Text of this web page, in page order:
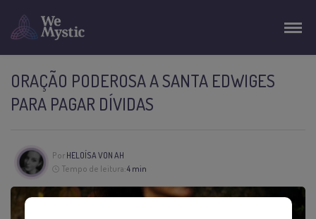
ORAÇÃO PODEROSA A SANTA EDWIGES
PARA PAGAR DÍVIDAS
Por HELOÍSA VON AH
Tempo de leitura:4 min